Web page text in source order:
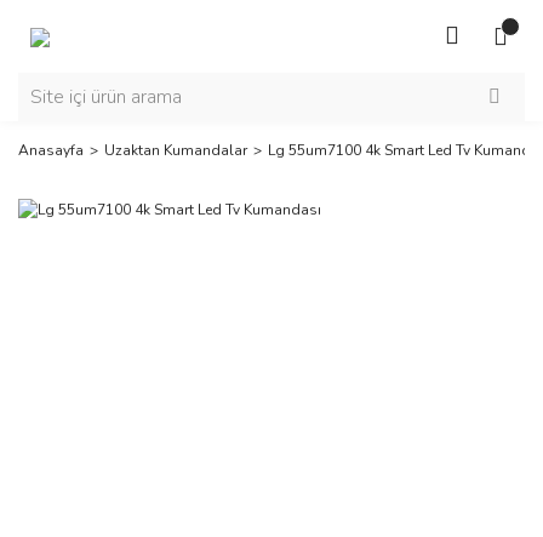
Anasayfa Uzaktan Kumandalar Lg 55um7100 4k Smart Led Tv